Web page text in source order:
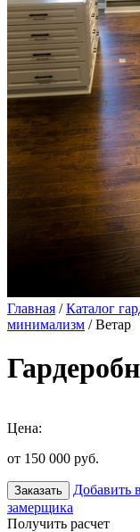
Главная /Каталог
минимализм / Ветар
Цена:
от 150 000 руб.
Заказать Добавить
замерщика
Получить расчет